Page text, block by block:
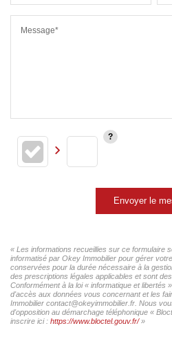
Message*
Envoyer le
« Les informations recueillies sur ce formulaire
informatisé par Okey Immobilier pour gérer
conservées pour la durée nécessaire à la
des prescriptions légales applicables et sont
Conformément à la loi « informatique et
d'accès aux données vous concernant et les
Immobilier contact@okeyimmobilier.fr. Nous
d'opposition au démarchage téléphonique «
inscrire ici : https://www.bloctel.gouv.fr/»